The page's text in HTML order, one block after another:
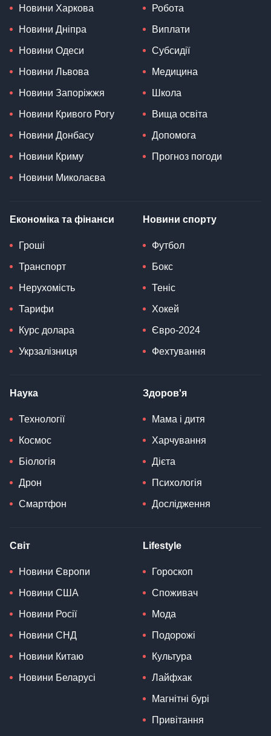
Новини Харкова
Новини Дніпра
Новини Одеси
Новини Львова
Новини Запоріжжя
Новини Кривого Рогу
Новини Донбасу
Новини Криму
Новини Миколаєва
Робота
Виплати
Субсидії
Медицина
Школа
Вища освіта
Допомога
Прогноз погоди
Економіка та фінанси
Гроші
Транспорт
Нерухомість
Тарифи
Курс долара
Укрзалізниця
Новини спорту
Футбол
Бокс
Теніс
Хокей
Євро-2024
Фехтування
Наука
Технології
Космос
Біологія
Дрон
Смартфон
Здоров'я
Мама і дитя
Харчування
Дієта
Психологія
Дослідження
Світ
Новини Європи
Новини США
Новини Росії
Новини СНД
Новини Китаю
Новини Беларусі
Lifestyle
Гороскоп
Споживач
Мода
Подорожі
Культура
Лайфхак
Магнітні бурі
Привітання